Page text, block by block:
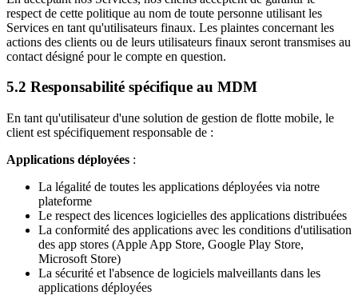
respect de cette politique au nom de toute personne utilisant les
Services en tant qu'utilisateurs finaux. Les plaintes concernant les
actions des clients ou de leurs utilisateurs finaux seront transmises au
contact désigné pour le compte en question.
5.2 Responsabilité spécifique au MDM
En tant qu'utilisateur d'une solution de gestion de flotte mobile, le
client est spécifiquement responsable de :
Applications déployées :
La légalité de toutes les applications déployées via notre
plateforme
Le respect des licences logicielles des applications distribuées
La conformité des applications avec les conditions d'utilisation
des app stores (Apple App Store, Google Play Store,
Microsoft Store)
La sécurité et l'absence de logiciels malveillants dans les
applications déployées